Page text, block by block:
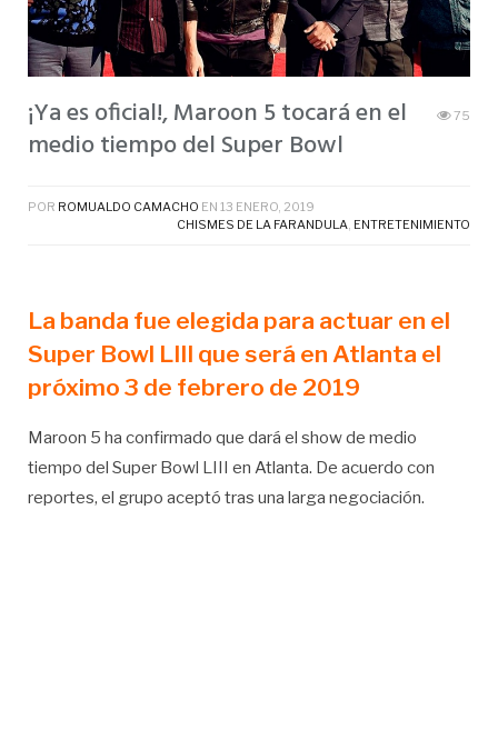
¡Ya es oficial!, Maroon 5 tocará en el
medio tiempo del Super Bowl
75
POR ROMUALDO CAMACHO EN 13 ENERO, 2019
CHISMES DE LA FARANDULA ENTRETENIMIENTO
La banda fue elegida para actuar en el
Super Bowl LIII que será en Atlanta el
próximo 3 de febrero de 2019
Maroon 5 ha confirmado que dará el show de medio
tiempo del Super Bowl LIII en Atlanta. De acuerdo con
reportes, el grupo aceptó tras una larga negociación.